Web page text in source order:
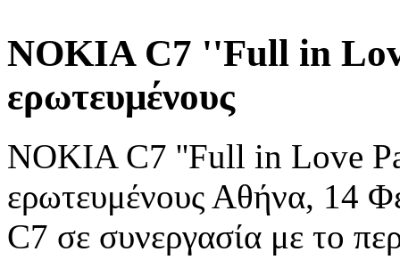
NOKIA C7 ''Full in
ερωτευμένους
NOKIA C7 ''Full in Love
ερωτευμένους Αθήνα, 14
C7 σε συνεργασία με το